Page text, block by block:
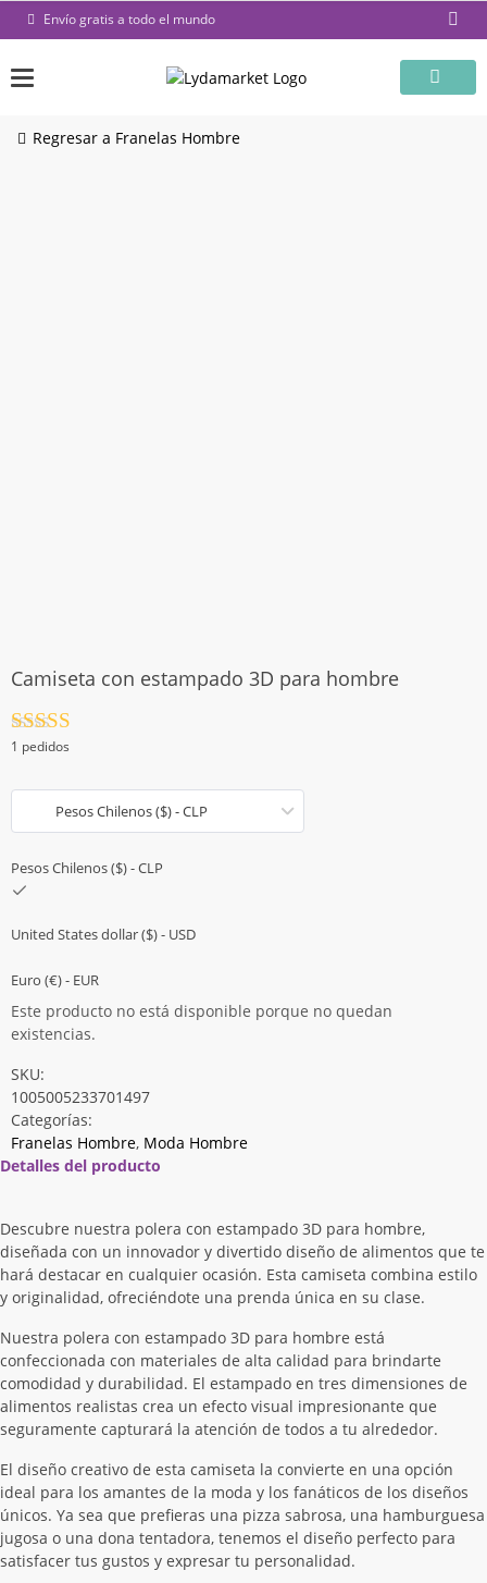
Saltar Envío gratis a todo el mundo
Regresar a Franelas Hombre
Camiseta con estampado 3D para hombre
Valorado
con
1 pedidos
Pesos Chilenos ($) - CLP
Pesos Chilenos ($) - CLP
United States dollar ($) - USD
Euro (€) - EUR
Este producto no está disponible porque no quedan
existencias.
SKU:
1005005233701497
Categorías:
Franelas Hombre, Moda Hombre
Detalles del producto
Descubre nuestra polera con estampado 3D para hombre,
diseñada con un innovador y divertido diseño de alimentos que te
hará destacar en cualquier ocasión. Esta camiseta combina estilo
y originalidad, ofreciéndote una prenda única en su clase.
Nuestra polera con estampado 3D para hombre está
confeccionada con materiales de alta calidad para brindarte
comodidad y durabilidad. El estampado en tres dimensiones de
alimentos realistas crea un efecto visual impresionante que
seguramente capturará la atención de todos a tu alrededor.
El diseño creativo de esta camiseta la convierte en una opción
ideal para los amantes de la moda y los fanáticos de los diseños
únicos. Ya sea que prefieras una pizza sabrosa, una hamburguesa
jugosa o una dona tentadora, tenemos el diseño perfecto para
satisfacer tus gustos y expresar tu personalidad.